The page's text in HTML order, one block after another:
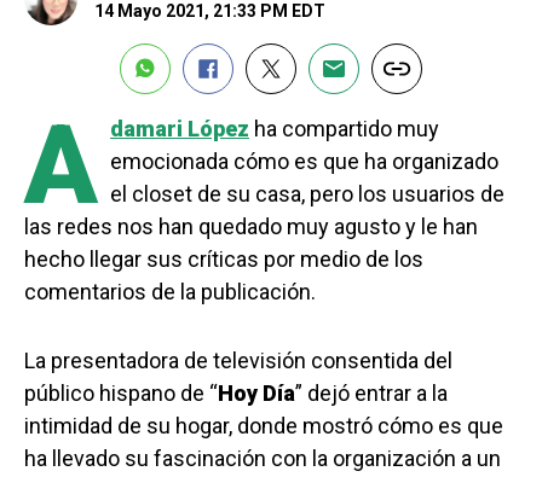
14 Mayo 2021, 21:33 PM EDT
A damari López ha compartido muy
emocionada cómo es que ha organizado
el closet de su casa, pero los usuarios de
las redes nos han quedado muy agusto y le han
hecho llegar sus críticas por medio de los
comentarios de la publicación.
La presentadora de televisión consentida del
público hispano de “Hoy Día” dejó entrar a la
intimidad de su hogar, donde mostró cómo es que
ha llevado su fascinación con la organización a un